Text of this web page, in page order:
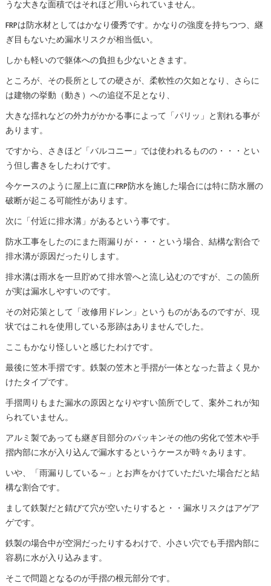
うな大きな面積ではそれほど用いられていません。
FRPは防水材としてはかなり優秀です。かなりの強度を持ちつつ、継
ぎ目もないため漏水リスクが相当低い。
しかも軽いので躯体への負担も少ないときます。
ところが、その長所としての硬さが、柔軟性の欠如となり、さらに
は建物の挙動（動き）への追従不足となり、
大きな揺れなどの外力がかかる事によって「パリッ」と割れる事が
あります。
ですから、さきほど「バルコニー」では使われるものの・・・とい
う但し書きをしたわけです。
今ケースのように屋上に直にFRP防水を施した場合には特に防水層の
破断が起こる可能性があります。
次に「付近に排水溝」があるという事です。
防水工事をしたのにまた雨漏りが・・・という場合、結構な割合で
排水溝が原因だったりします。
排水溝は雨水を一旦貯めて排水管へと流し込むのですが、この箇所
が実は漏水しやすいのです。
その対応策として「改修用ドレン」というものがあるのですが、現
状ではこれを使用している形跡はありませんでした。
ここもかなり怪しいと感じたわけです。
最後に笠木手摺です。鉄製の笠木と手摺が一体となった昔よく見か
けたタイプです。
手摺周りもまた漏水の原因となりやすい箇所でして、案外これが知
られていません。
アルミ製であっても継ぎ目部分のパッキンその他の劣化で笠木や手
摺内部に水が入り込んで漏水するというケースが時々あります。
いや、「雨漏りしている～」とお声をかけていただいた場合だと結
構な割合です。
まして鉄製だと錆びて穴が空いたりすると・・漏水リスクはアゲア
ゲです。
鉄製の場合中が空洞だったりするわけで、小さい穴でも手摺内部に
容易に水が入り込みます。
そこで問題となるのが手摺の根元部分です。